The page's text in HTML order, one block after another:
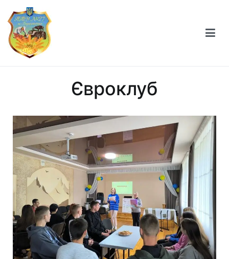
Євроклуб